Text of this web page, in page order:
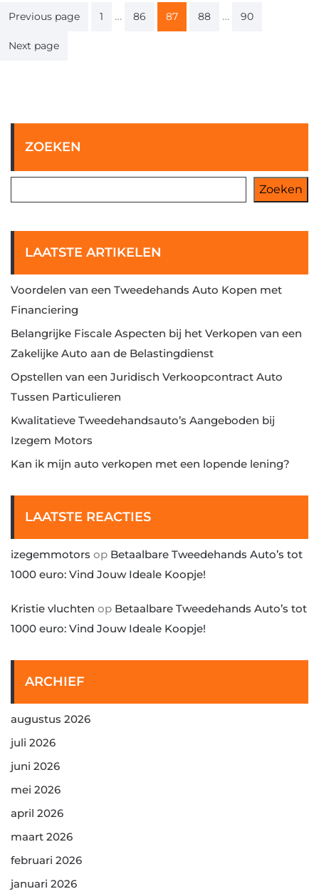
Berichten
paginering
Previous page 1 … 86 87 88 … 90
Next page
ZOEKEN
Zoeken
LAATSTE ARTIKELEN
Voordelen van een Tweedehands Auto Kopen met
Financiering
Belangrijke Fiscale Aspecten bij het Verkopen van een
Zakelijke Auto aan de Belastingdienst
Opstellen van een Juridisch Verkoopcontract Auto
Tussen Particulieren
Kwalitatieve Tweedehandsauto’s Aangeboden bij
Izegem Motors
Kan ik mijn auto verkopen met een lopende lening?
LAATSTE REACTIES
izegemmotors op Betaalbare Tweedehands Auto’s tot
1000 euro: Vind Jouw Ideale Koopje!
Kristie vluchten op Betaalbare Tweedehands Auto’s tot
1000 euro: Vind Jouw Ideale Koopje!
ARCHIEF
augustus 2026
juli 2026
juni 2026
mei 2026
april 2026
maart 2026
februari 2026
januari 2026